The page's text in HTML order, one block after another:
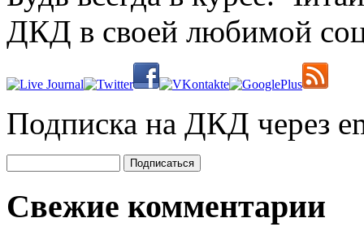
ДКД в своей любимой
Подписка на ДКД через
Свежие комментарии